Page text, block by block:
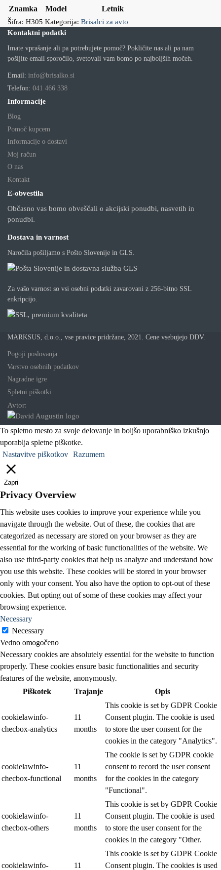
Znamka Model Letnik
Šifra: H305 Kategorija: Brisalci za avto
Kontaktni podatki
Imate vprašanje ali pa potrebujete pomoč? Pokličite nas ali pa nam
pošljite email sporočilo, svetovali vam bomo po najboljših močeh.
Email: info@brisalko.si
Telefon: 041 466 338
Informacije
Blog
Pomoč kupcem
Informacije o dostavi
Moj račun
O nas
Kontakt
E-obvestila
Občasno vas bomo obveščali o akcijski ponudbi, nasvetih in
ponudbi.
Dostava in varnost
Naročila pošiljamo s Pošto Slovenije in GLS.
Za vašo varnost so vsi osebni podatki zavarovani z 256-bitno SSL
enkripcijo.
MARKSUS, d.o.o., vse pravice pridržane, 2021. Cene vsebujejo DDV.
Pogoji poslovanja
Varstvo osebnih podatkov
Nagradne igre
Spletni piškotki
Avtor:
To spletno mesto za svoje delovanje in boljšo uporabniško izkušnjo
uporablja spletne piškotke.
Nastavitve piškotkov Razumem
Zapri
Privacy Overview
This website uses cookies to improve your experience while you
navigate through the website. Out of these, the cookies that are
categorized as necessary are stored on your browser as they are
essential for the working of basic functionalities of the website. We
also use third-party cookies that help us analyze and understand how
you use this website. These cookies will be stored in your browser
only with your consent. You also have the option to opt-out of these
cookies. But opting out of some of these cookies may affect your
browsing experience.
Necessary
Necessary
Vedno omogočeno
Necessary cookies are absolutely essential for the website to function
properly. These cookies ensure basic functionalities and security
features of the website, anonymously.
Piškotek
Trajanje Opis
cookielawinfo-
checbox-analytics
11
months
This cookie is set by GDPR Cookie
Consent plugin. The cookie is used
to store the user consent for the
cookies in the category "Analytics".
cookielawinfo-
checbox-functional
11
months
The cookie is set by GDPR cookie
consent to record the user consent
for the cookies in the category
"Functional".
cookielawinfo-
checbox-others
11
months
This cookie is set by GDPR Cookie
Consent plugin. The cookie is used
to store the user consent for the
cookies in the category "Other.
cookielawinfo-
11
This cookie is set by GDPR Cookie
Consent plugin. The cookies is used